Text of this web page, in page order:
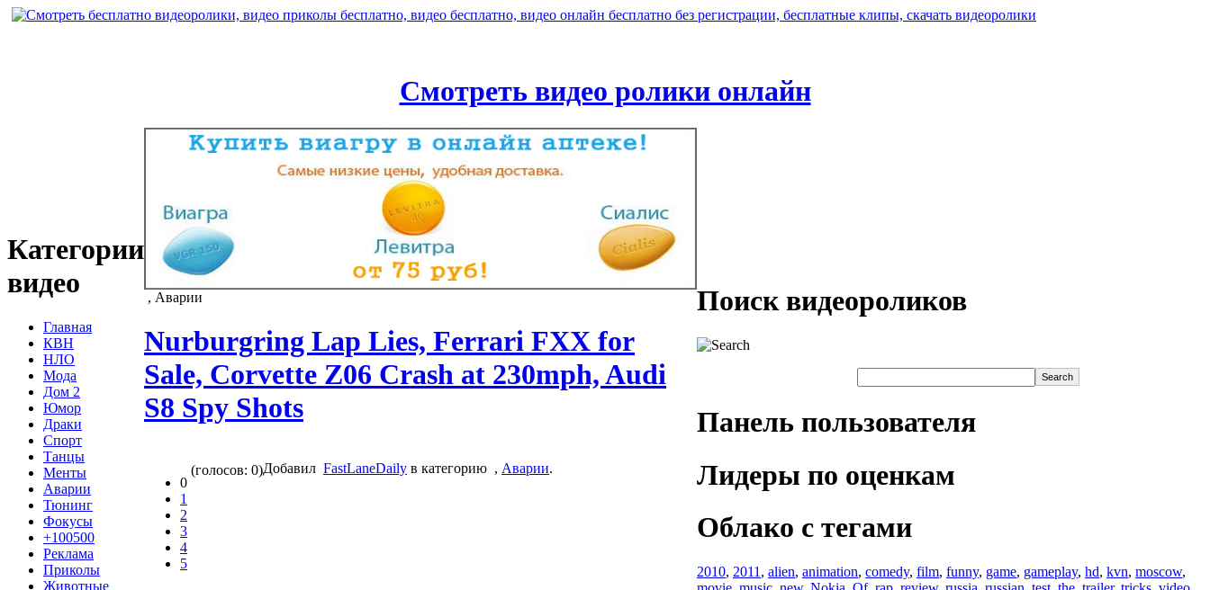
Смотреть видео ролики онлайн
Категории
видео
Главная
КВН
НЛО
Мода
Дом 2
Юмор
Драки
Спорт
Танцы
Менты
Аварии
Тюнинг
Фокусы
+100500
Реклама
Приколы
Животные
, Аварии
Nurburgring Lap Lies, Ferrari FXX for
Sale, Corvette Z06 Crash at 230mph, Audi
S8 Spy Shots
0
1
2
3
4
5
(голосов: 0)Добавил FastLaneDaily в категорию , Аварии.
Поиск видеороликов
Панель пользователя
Лидеры по оценкам
Облако с тегами
2010, 2011 , alien, animation, comedy, film, funny, game, gameplay, hd, kvn, moscow,